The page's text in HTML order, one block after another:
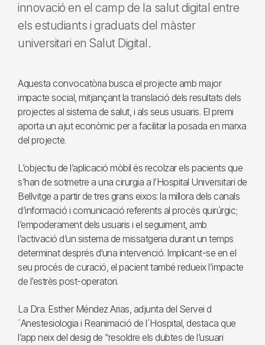
innovació en el camp de la salut digital entre
els estudiants i graduats del màster
universitari en Salut Digital.
Aquesta convocatòria busca el projecte amb major
impacte social, mitjançant la translació dels resultats dels
projectes al sistema de salut, i als seus usuaris. El premi
aporta un ajut econòmic per a facilitar la posada en marxa
del projecte.
L’objectiu de l’aplicació mòbil és recolzar els pacients que
s’han de sotmetre a una cirurgia a l’Hospital Universitari de
Bellvitge a partir de tres grans eixos: la millora dels canals
d’informació i comunicació referents al procés quirúrgic;
l’empoderament dels usuaris i el seguiment, amb
l’activació d’un sistema de missatgeria durant un temps
determinat després d’una intervenció. Implicant-se en el
seu procés de curació, el pacient també redueix l’impacte
de l’estrès post-operatori.
La Dra. Esther Méndez Arias, adjunta del Servei d
´Anestesiologia i Reanimació de l´Hospital, destaca que
l’app neix del desig de “resoldre els dubtes de l’usuari